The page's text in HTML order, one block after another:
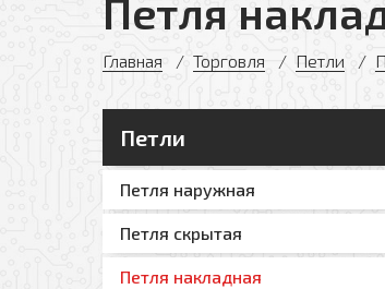
Петля
Главная Торговля Петли
Петли
Петля наружная
Петля скрытая
Петля накладная